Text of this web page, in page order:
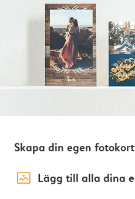
Skapa din egen fotokort
image_placeholder Lägg till alla dina